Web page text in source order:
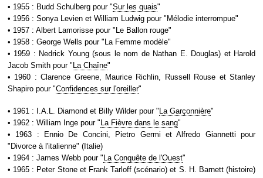
• 1955 : Budd Schulberg pour "Sur les quais"
• 1956 : Sonya Levien et William Ludwig pour "Mélodie interrompue"
• 1957 : Albert Lamorisse pour "Le Ballon rouge"
• 1958 : George Wells pour "La Femme modèle"
• 1959 : Nedrick Young (sous le nom de Nathan E. Douglas) et Harold
Jacob Smith pour " La Chaîne"
• 1960 : Clarence Greene, Maurice Richlin, Russell Rouse et Stanley
Shapiro pour "Confidences sur l'oreiller"
• 1961 : I.A.L. Diamond et Billy Wilder pour " La Garçonnière"
• 1962 : William Inge pour " La Fièvre dans le sang"
• 1963 : Ennio De Concini, Pietro Germi et Alfredo Giannetti pour
"Divorce à l'italienne" (Italie)
• 1964 : James Webb pour " La Conquête de l'Ouest"
• 1965 : Peter Stone et Frank Tarloff (scénario) et S. H. Barnett (histoire)